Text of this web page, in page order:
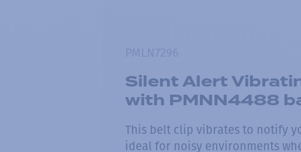
Silent Alert
with PMNN4488
This belt clip vibrates to notify
ideal for noisy environments